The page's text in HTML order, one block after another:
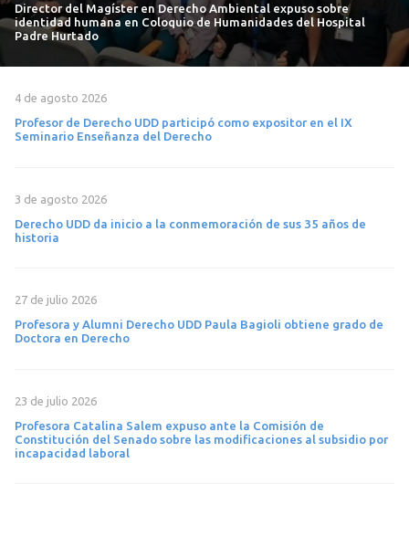
Director del Magíster en Derecho Ambiental expuso sobre
identidad humana en Coloquio de Humanidades del Hospital
Padre Hurtado
4 de agosto 2026
Profesor de Derecho UDD participó como expositor en el IX
Seminario Enseñanza del Derecho
3 de agosto 2026
Derecho UDD da inicio a la conmemoración de sus 35 años de
historia
27 de julio 2026
Profesora y Alumni Derecho UDD Paula Bagioli obtiene grado de
Doctora en Derecho
23 de julio 2026
Profesora Catalina Salem expuso ante la Comisión de
Constitución del Senado sobre las modificaciones al subsidio por
incapacidad laboral